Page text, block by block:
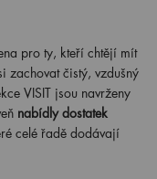
pro ty, kteří chtějí mít
zachovat čistý, vzdušný
VISIT jsou navrženy
nabídly dostatek
celé řadě dodávají